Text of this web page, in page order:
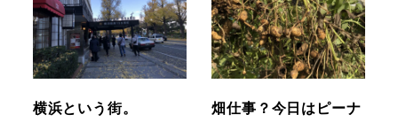
横浜という街。
畑仕事？今日はピーナ